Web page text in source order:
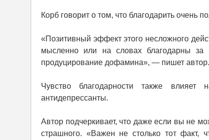
Корб говорит о том, что благодарить очень
«Позитивный эффект этого несложного
мысленно или на словах благодарны за
продуцирование дофамина», — пишет автор.
Чувство благодарности также
антидепрессанты.
Автор подчеркивает, что даже если вы не
страшного. «Важен не столько тот факт,